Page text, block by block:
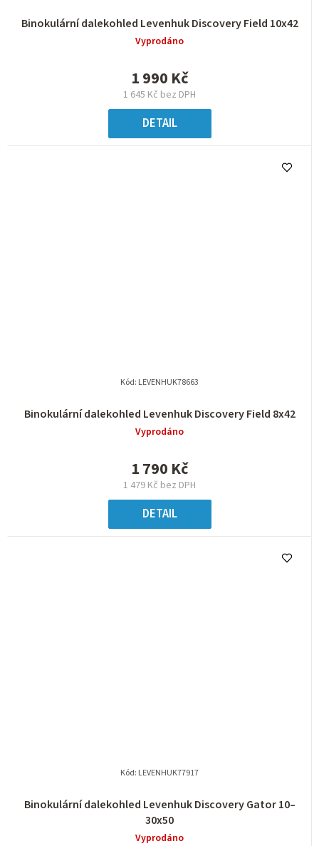
Binokulární dalekohled Levenhuk Discovery Field 10x42
Vyprodáno
1 645 Kč bez DPH
1 990 Kč
DETAIL
Binokulární dalekohled Levenhuk Discovery Field 8x42
Vyprodáno
1 479 Kč bez DPH
1 790 Kč
DETAIL
Kód: LEVENHUK78663
Binokulární dalekohled Levenhuk Discovery Gator 10–
30x50
Vyprodáno
Kód: LEVENHUK77917